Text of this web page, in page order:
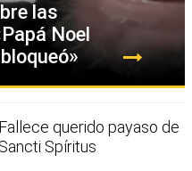
las
Noel
Fallece querido payaso de
Sancti Spíritus